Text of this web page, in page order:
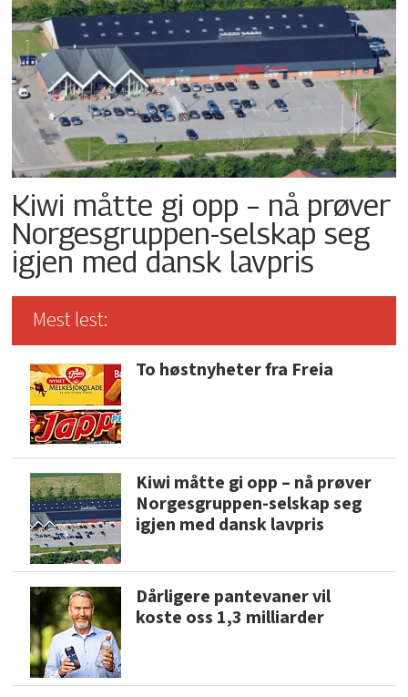
Kiwi måtte gi opp – nå prøver
Norgesgruppen-selskap seg
igjen med dansk lavpris
Mest lest:
To høstnyheter fra Freia
Kiwi måtte gi opp – nå prøver
Norgesgruppen-selskap seg
igjen med dansk lavpris
Dårligere pantevaner vil
koste oss 1,3 milliarder